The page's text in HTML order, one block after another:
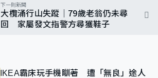
下一則新聞
大欖涌行山失蹤｜79歲老翁仍未尋
回 家屬發文指警方尋獲鞋子
IKEA霸床玩手機瞓著 遭「無良」途人